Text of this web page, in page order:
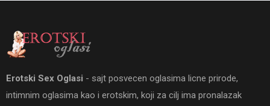
Erotski Sex Oglasi - sajt posvecen oglasima licne prirode,
intimnim oglasima kao i erotskim, koji za cilj ima pronalazak